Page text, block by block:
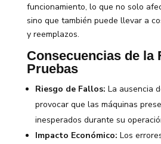
funcionamiento, lo que no solo
sino que también puede llevar a
y reemplazos.
Consecuencias de la
Pruebas
Riesgo de Fallos: La ausencia
provocar que las máquinas
inesperados durante su
Impacto Económico: Los